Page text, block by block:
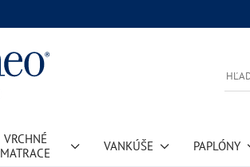
VRCHNÉ
MATRACE
VANKÚŠE PAPLÓNY